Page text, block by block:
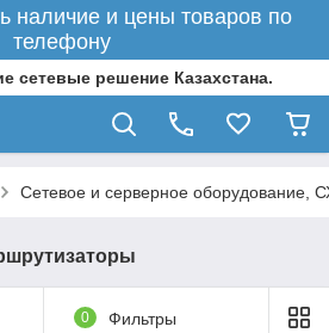
наличие и цены товаров по
телефону
сетевые решение Казахстана.
Сетевое и серверное оборудование,
0 Фильтры